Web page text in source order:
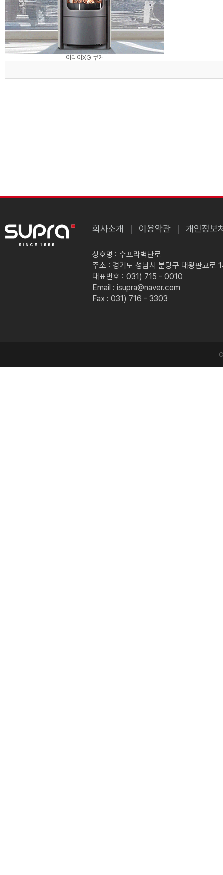
아리아XG 쿠커
회사소개 이용약관 개인정보
상호명 : 수프라벽난로
주소 : 경기도 성남시 분당구 대왕판교로
대표번호 : 031) 715 - 0010
Email : isupra@naver.com
Fax : 031) 716 - 3303